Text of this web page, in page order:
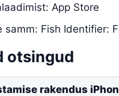
App Store
samm: Fish Identifier:
otsingud
rakendus